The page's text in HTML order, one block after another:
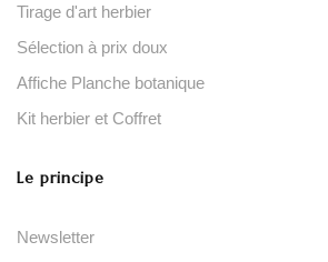
Tirage d'art herbier
Sélection à prix doux
Affiche Planche botanique
Kit herbier et Coffret
Le principe
Newsletter